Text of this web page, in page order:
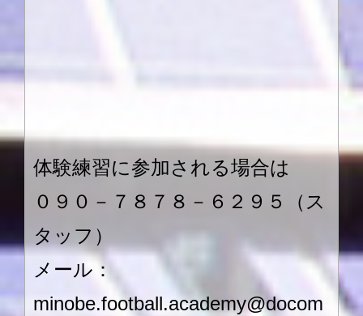
体験練習に参加される場合は
０９０－７８７８－６２９５（ス
タッフ）
メール：
minobe.football.academy@docom